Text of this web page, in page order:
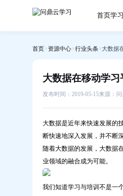
首页学
首页 资源中心 行业头条 大数据
大数据在移动学
发布时间：2019-05-15来源：问
大数据是近年来快速发展的
断快速地深入发展，并不断
随着大数据的发展，大数据
业领域的融合成为可能。
我们知道学习与培训不是一